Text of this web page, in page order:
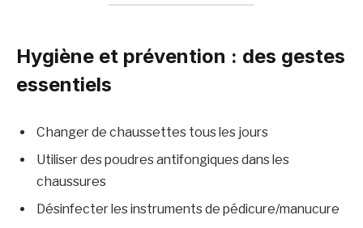
Hygiène et prévention : des gestes
essentiels
Changer de chaussettes tous les jours
Utiliser des poudres antifongiques dans les
chaussures
Désinfecter les instruments de pédicure/manucure